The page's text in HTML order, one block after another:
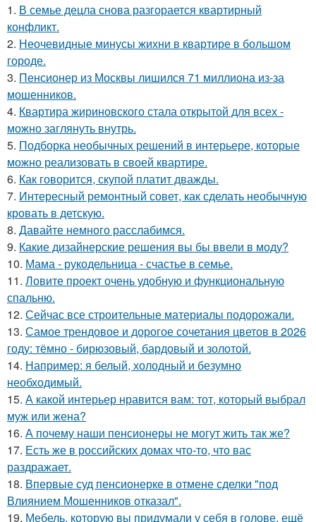
1. В семье децла снова разгорается квартирный
конфликт.
2. Неочевидные минусы жихни в квартире в большом
городе.
3. Пенсионер из Москвы лишился 71 миллиона из-за
мошенников.
4. Квартира жириновского стала открытой для всех -
можно заглянуть внутрь.
5. Подборка необычных решений в интерьере, которые
можно реализовать в своей квартире.
6. Как говорится, скупой платит дважды.
7. Интересный ремонтный совет, как сделать необычную
кровать в детскую.
8. Давайте немного расслабимся.
9. Какие дизайнерские решения вы бы ввели в моду?
10. Мама - рукодельница - счастье в семье.
11. Ловите проект очень удобную и функциональную
спальню.
12. Сейчас все строительные материалы подорожали.
13. Самое трендовое и дорогое сочетания цветов в 2026
году: тёмно - бирюзовый, бардовый и золотой.
14. Например: я белый, холодный и безумно
необходимый.
15. А какой интерьер нравится вам: тот, который выбрал
муж или жена?
16. А почему наши пенсионеры не могут жить так же?
17. Есть же в российских домах что-то, что вас
раздражает.
18. Впервые суд пенсионерке в отмене сделки "под
Влиянием Мошенников отказал".
19. Мебель, которую вы придумали у себя в голове, ещё